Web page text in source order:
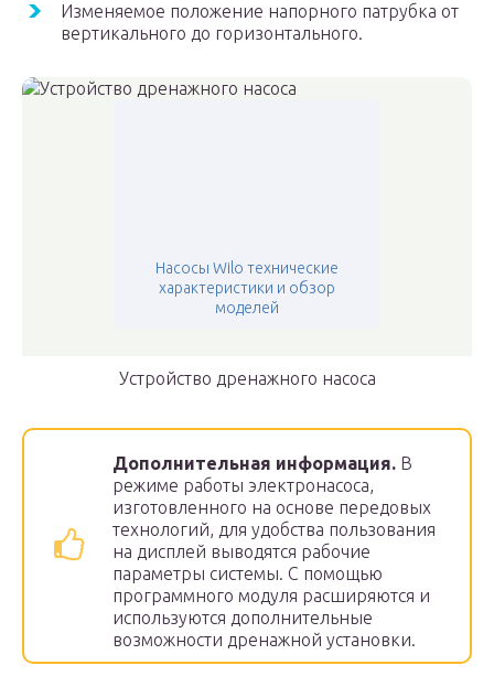
Изменяемое положение напорного патрубка от
вертикального до горизонтального.
Насосы Wilo технические
характеристики и обзор
моделей
Устройство дренажного насоса
Дополнительная информация. В
режиме работы электронасоса,
изготовленного на основе передовых
технологий, для удобства пользования
на дисплей выводятся рабочие
параметры системы. С помощью
программного модуля расширяются и
используются дополнительные
возможности дренажной установки.